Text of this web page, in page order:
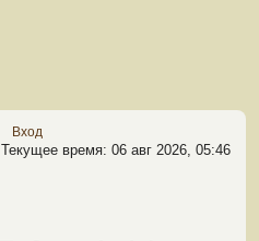
Вход
Текущее время: 06 авг 2026, 05:46